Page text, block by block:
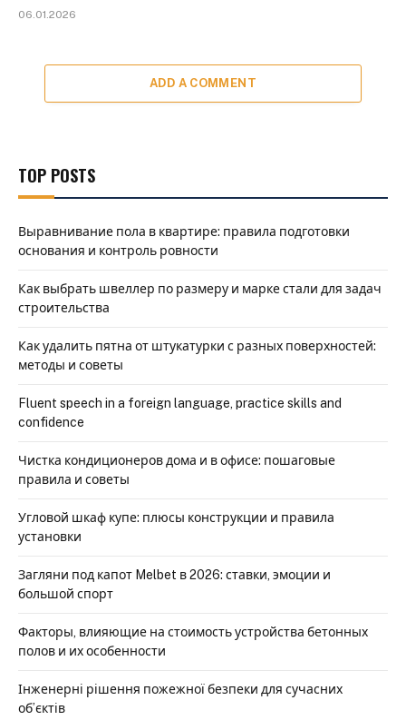
06.01.2026
ADD A COMMENT
TOP POSTS
Выравнивание пола в квартире: правила подготовки
основания и контроль ровности
Как выбрать швеллер по размеру и марке стали для задач
строительства
Как удалить пятна от штукатурки с разных поверхностей:
методы и советы
Fluent speech in a foreign language, practice skills and
confidence
Чистка кондиционеров дома и в офисе: пошаговые
правила и советы
Угловой шкаф купе: плюсы конструкции и правила
установки
Загляни под капот Melbet в 2026: ставки, эмоции и
большой спорт
Факторы, влияющие на стоимость устройства бетонных
полов и их особенности
Інженерні рішення пожежної безпеки для сучасних
об’єктів